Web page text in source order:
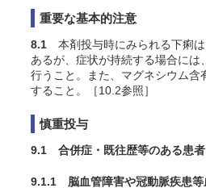
重要な基本的注意
8.1 本剤投与時にみられる下痢
あるが、症状が持続する場合には
行うこと。また、マグネシウム含
すること。［10.2参照］
慎重投与
9.1 合併症・既往歴等のある患者
9.1.1 脳血管障害や冠動脈疾患等